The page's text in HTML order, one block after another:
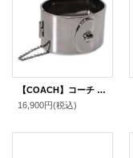
【COACH】コーチ ワイド ターンロック チェーン バングル ブラック（日本未発売）
16,900円(税込)